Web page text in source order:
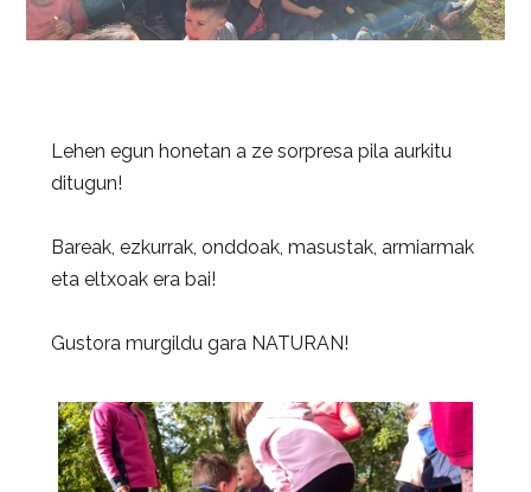
Lehen egun honetan a ze sorpresa pila aurkitu
ditugun!
Bareak, ezkurrak, onddoak, masustak, armiarmak
eta eltxoak era bai!
Gustora murgildu gara NATURAN!